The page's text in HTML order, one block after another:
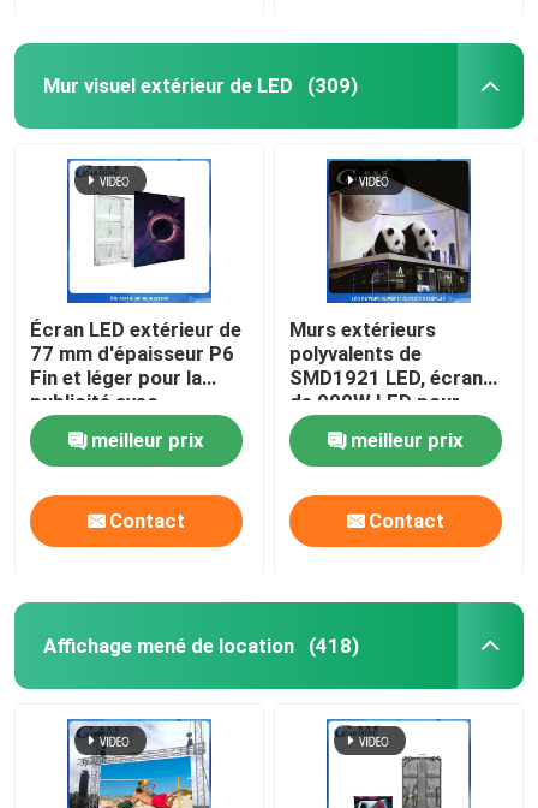
Mur visuel extérieur de LED (309)
Écran LED extérieur de
77 mm d'épaisseur P6
Fin et léger pour la
publicité avec
dissipation thermique
et haute luminosité
meilleur prix
Contact
Murs extérieurs
polyvalents de
SMD1921 LED, écran
de 900W LED pour
annoncer extérieur
meilleur prix
Contact
Affichage mené de location (418)